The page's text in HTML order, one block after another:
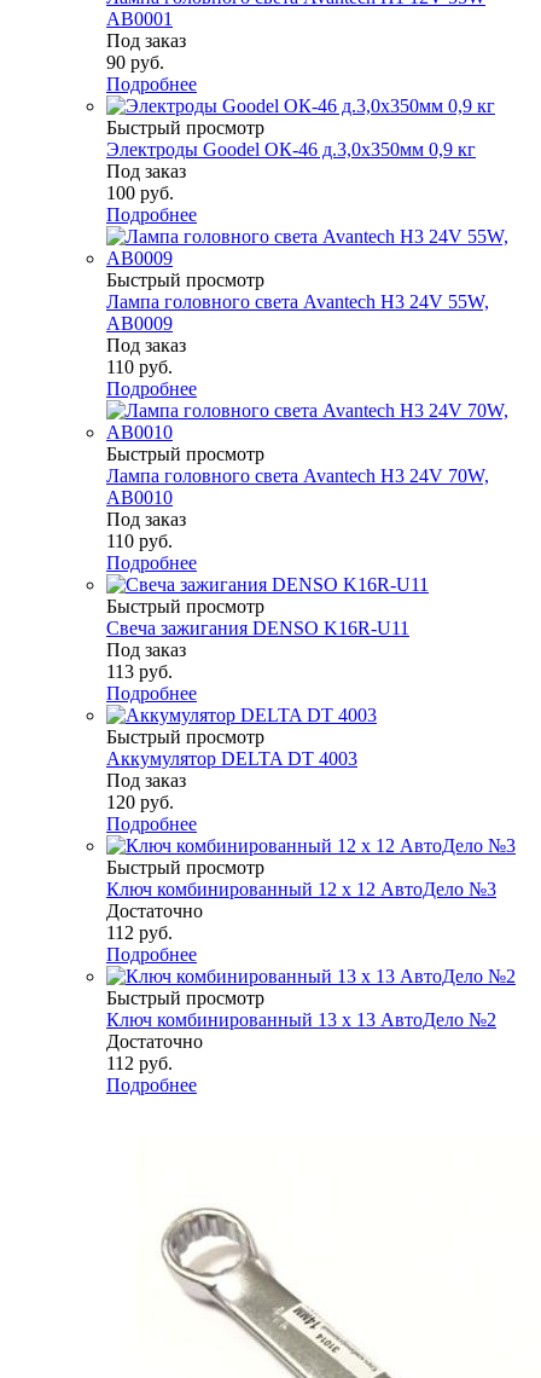
AB0001
Под заказ
90 руб.
Подробнее
Быстрый просмотр
Электроды Goodel ОК-46 д.3,0х350мм 0,9 кг
Под заказ
100 руб.
Подробнее
Быстрый просмотр
Лампа головного света Avantech H3 24V 55W,
AB0009
Под заказ
110 руб.
Подробнее
Быстрый просмотр
Лампа головного света Avantech H3 24V 70W,
AB0010
Под заказ
110 руб.
Подробнее
Быстрый просмотр
Свеча зажигания DENSO K16R-U11
Под заказ
113 руб.
Подробнее
Быстрый просмотр
Аккумулятор DELTA DT 4003
Под заказ
120 руб.
Подробнее
Быстрый просмотр
Ключ комбинированный 12 х 12 АвтоДело №3
Достаточно
112 руб.
Подробнее
Быстрый просмотр
Ключ комбинированный 13 х 13 АвтоДело №2
Достаточно
112 руб.
Подробнее